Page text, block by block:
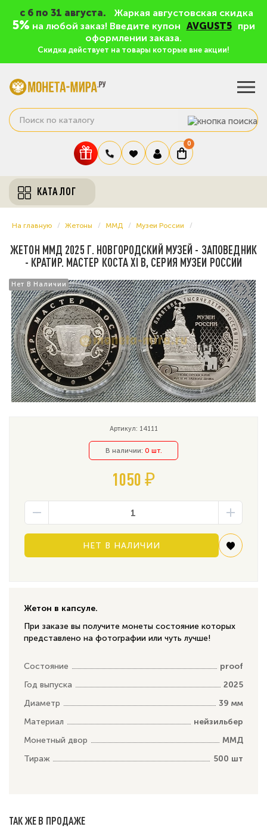
c 6 по 31 августа. Жаркая августовская скидка
5% на любой заказ! Введите купон AVGUST5
при
оформлении заказа.
Скидка действует на товары которые вне акции!
0
КАТАЛОГ
На главную Жетоны ММД Музеи России
ЖЕТОН ММД 2025 Г. НОВГОРОДСКИЙ МУЗЕЙ - ЗАПОВЕДНИК
- КРАТИР. МАСТЕР КОСТА XI В, СЕРИЯ МУЗЕИ РОССИИ
Нет В Наличии
Нет В Наличии
Артикул: 14111
В наличии: 0 шт.
1050 ₽
НЕТ В НАЛИЧИИ
Жетон в капсуле.
При заказе вы получите монеты состояние которых
представлено на фотографии или чуть лучше!
Состояние
proof
Год выпуска
2025
Диаметр
39 мм
Материал
нейзильбер
Монетный двор
ММД
Тираж
500 шт
ТАК ЖЕ В ПРОДАЖЕ